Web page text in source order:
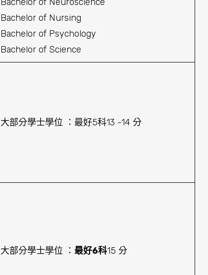
Bachelor of Nursing
Bachelor of Psychology
Bachelor of Science
大部分學士學位 ：最好5科13 -14 分
大部分學士學位 ： 最好6科15 分